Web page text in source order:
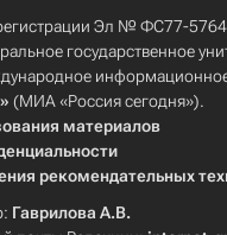
Эл № ФС77-
государственное
информационное
(МИА «Россия сегодня»).
материалов
рекомендательных
Гаврилова А.В.